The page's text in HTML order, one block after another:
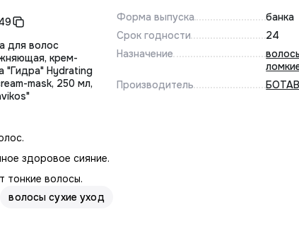
для волос
крем-
"Гидра" Hydrating
mask, 250 мл,
Форма выпуска
банка
Срок годности
24
Назначение
Производитель
здоровое сияние.
тонкие волосы.
волосы сухие уход